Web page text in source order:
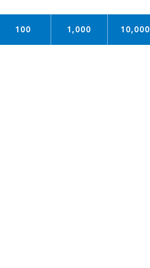
100 1,000 10,000